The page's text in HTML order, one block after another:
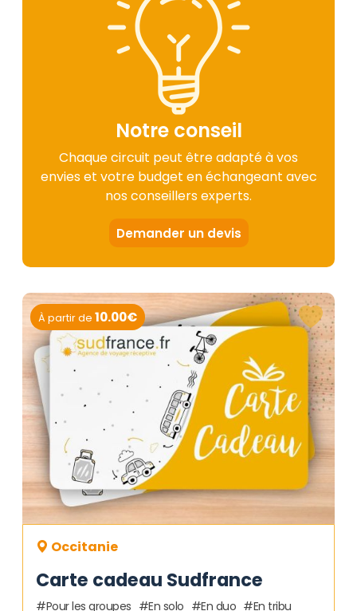
Notre conseil
Chaque circuit peut être adapté à vos
envies et votre budget en échangeant avec
nos conseillers experts.
Demander un devis
Carte cadeau Sudfrance
Occitanie
À partir de 10.00€
Pour les groupes En solo En duo En tribu